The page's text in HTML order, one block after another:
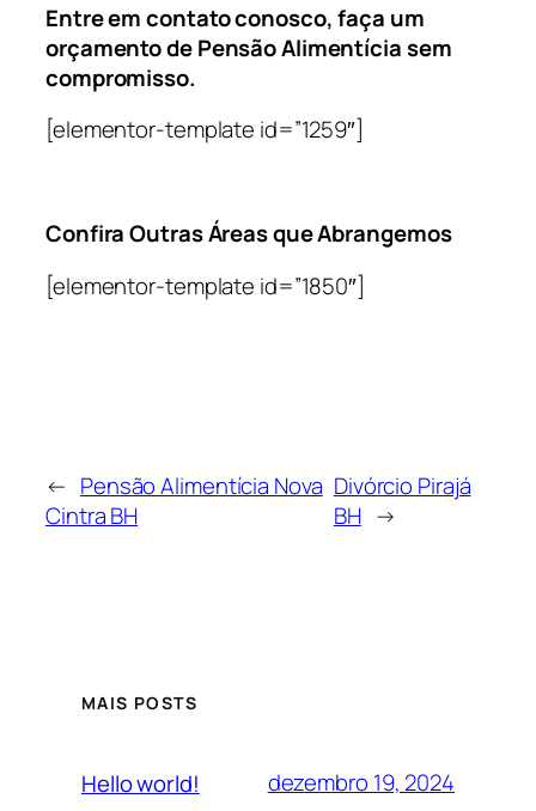
Entre em contato conosco, faça um
orçamento de Pensão Alimentícia sem
compromisso.
[elementor-template id=”1259″]
Confira Outras Áreas que Abrangemos
[elementor-template id=”1850″]
← Pensão Alimentícia Nova
Cintra BH
Divórcio Pirajá
BH →
MAIS POSTS
Hello world! dezembro 19, 2024